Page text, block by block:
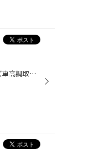
皆様こんにちは 今回の作業紹介は、ランエボⅢに有名メーカーのオーリンズ車高調取り付けです。 この商品は、在庫限りで廃盤になるらしく残り少ない在庫の一台分を ご購入いただきました！ 全長調整式ではありませんがマイルドなクッション性の中に コーナリング時にはしっかりボディを受け止める 独...